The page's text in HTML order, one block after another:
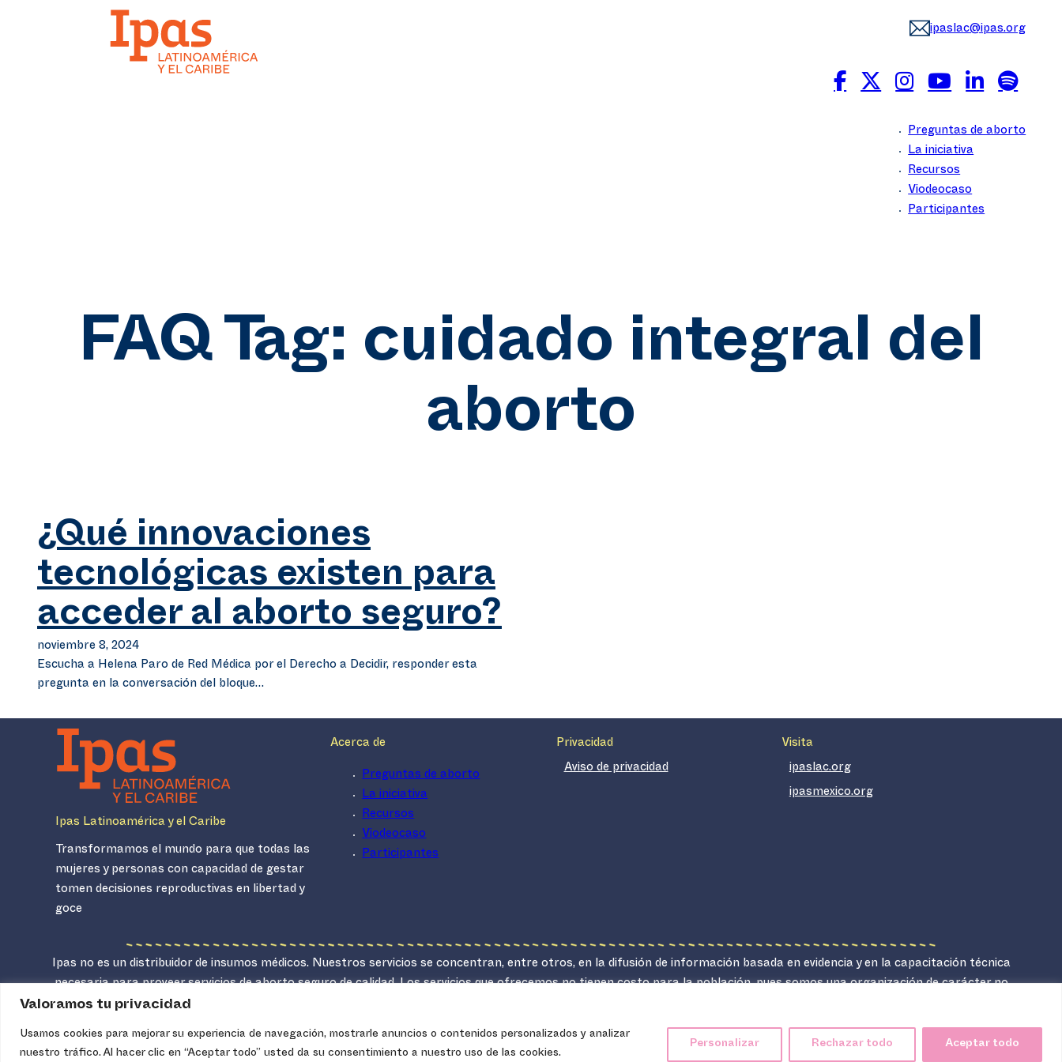
Valoramos tu privacidad
Usamos cookies para mejorar su experiencia de navegación, mostrarle anuncios o contenidos personalizados y analizar
nuestro tráfico. Al hacer clic en “Aceptar todo” usted da su consentimiento a nuestro uso de las cookies.
Personalizar Rechazar todo Aceptar todo
ipaslac@ipas.org
Preguntas de aborto
La iniciativa
Recursos
Viodeocaso
Participantes
FAQ Tag: cuidado integral del
aborto
¿Qué innovaciones
tecnológicas existen para
acceder al aborto seguro?
noviembre 8, 2024
Escucha a Helena Paro de Red Médica por el Derecho a Decidir, responder esta
pregunta en la conversación del bloque…
Ipas Latinoamérica y el Caribe
Transformamos el mundo para que todas las
mujeres y personas con capacidad de gestar
tomen decisiones reproductivas en libertad y
goce
Acerca de
Preguntas de aborto
La iniciativa
Recursos
Viodeocaso
Participantes
Privacidad
Aviso de privacidad
Visita
ipaslac.org
ipasmexico.org
Ipas no es un distribuidor de insumos médicos. Nuestros servicios se concentran, entre otros, en la difusión de información basada en evidencia y en la capacitación técnica
necesaria para proveer servicios de aborto seguro de calidad. Los servicios que ofrecemos no tienen costo para la población, pues somos una organización de carácter no